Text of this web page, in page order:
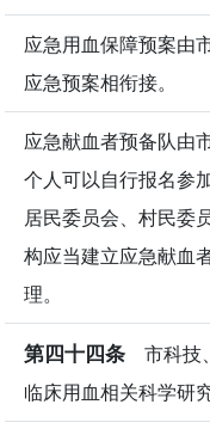
应急用血保障预案由
应急预案相衔接。
应急献血者预备队由
个人可以自行报名参
居民委员会、村民委
构应当建立应急献血
理。
第四十四条 市科技
临床用血相关科学研